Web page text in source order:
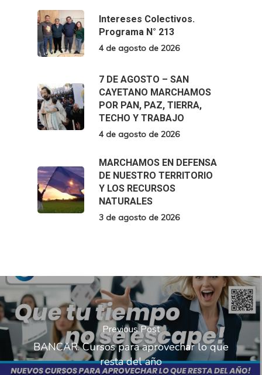
Intereses Colectivos.
Programa N° 213
4 de agosto de 2026
7 DE AGOSTO – SAN
CAYETANO MARCHAMOS
POR PAN, PAZ, TIERRA,
TECHO Y TRABAJO
4 de agosto de 2026
MARCHAMOS EN DEFENSA
DE NUESTRO TERRITORIO
Y LOS RECURSOS
NATURALES
3 de agosto de 2026
Previous Post
BANCAR. Cursos para aprovechar lo que
resta del año